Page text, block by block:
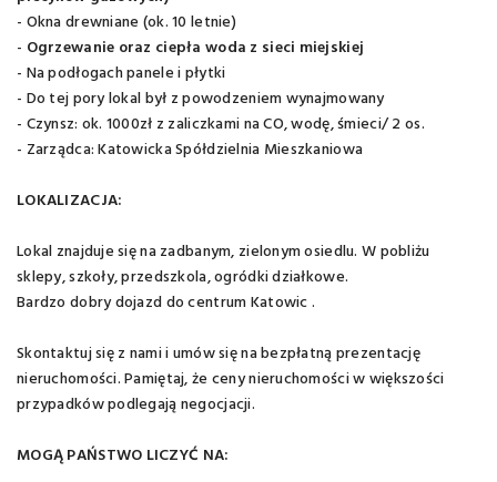
- Okna drewniane (ok. 10 letnie)
- Ogrzewanie oraz ciepła woda z sieci miejskiej
- Na podłogach panele i płytki
- Do tej pory lokal był z powodzeniem wynajmowany
- Czynsz: ok. 1000zł z zaliczkami na CO, wodę, śmieci/ 2 os.
- Zarządca: Katowicka Spółdzielnia Mieszkaniowa
LOKALIZACJA:
Lokal znajduje się na zadbanym, zielonym osiedlu. W pobliżu
sklepy, szkoły, przedszkola, ogródki działkowe.
Bardzo dobry dojazd do centrum Katowic .
Skontaktuj się z nami i umów się na bezpłatną prezentację
nieruchomości. Pamiętaj, że ceny nieruchomości w większości
przypadków podlegają negocjacji.
MOGĄ PAŃSTWO LICZYĆ NA: